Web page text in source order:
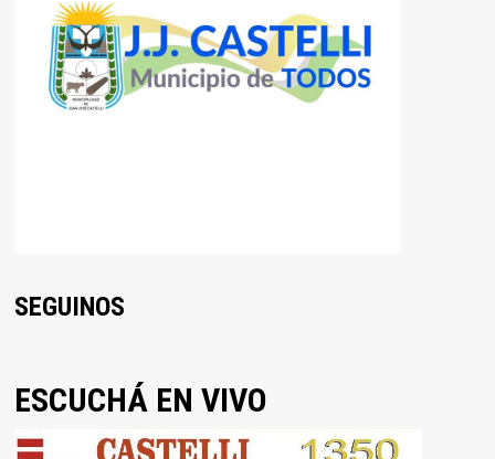
SEGUINOS
ESCUCHÁ EN VIVO